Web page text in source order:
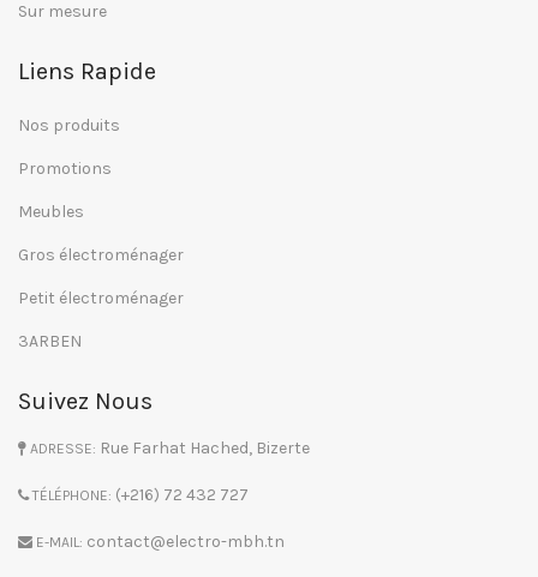
Sur mesure
Liens Rapide
Nos produits
Promotions
Meubles
Gros électroménager
Petit électroménager
3ARBEN
Suivez Nous
ADRESSE: Rue Farhat Hached, Bizerte
TÉLÉPHONE: (+216) 72 432 727
E-MAIL: contact@electro-mbh.tn